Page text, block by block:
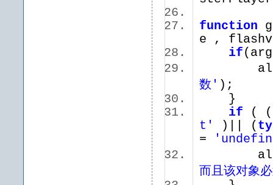
function
e ,
if
数' );
}
if ( (
t'
)|| (
=
而且该对象